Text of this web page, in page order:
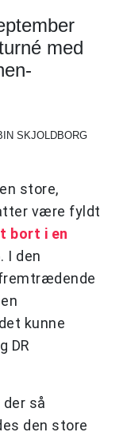
med
SKJOLDBORG
store,
være fyldt
bort i en
I den
kunne
DR
så
den store